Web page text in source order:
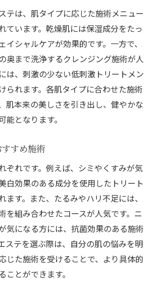
テは、肌タイプに応じた施術メニュー
ています。乾燥肌には保湿成分をたっ
イシャルケアが効果的です。一方で、
奥まで洗浄するクレンジング施術が人
は、刺激の少ない低刺激トリートメン
られます。各肌タイプに合わせた施術
肌本来の美しさを引き出し、健やかな
能となります。
すめ施術
ぞれです。例えば、シミやくすみが気
白効果のある成分を使用したトリート
ます。また、たるみやハリ不足には、
を組み合わせたコースが人気です。ニ
気になる方には、抗菌効果のある施術
ステを選ぶ際は、自分の肌の悩みを明
じた施術を受けることで、より具体的
ことができます。